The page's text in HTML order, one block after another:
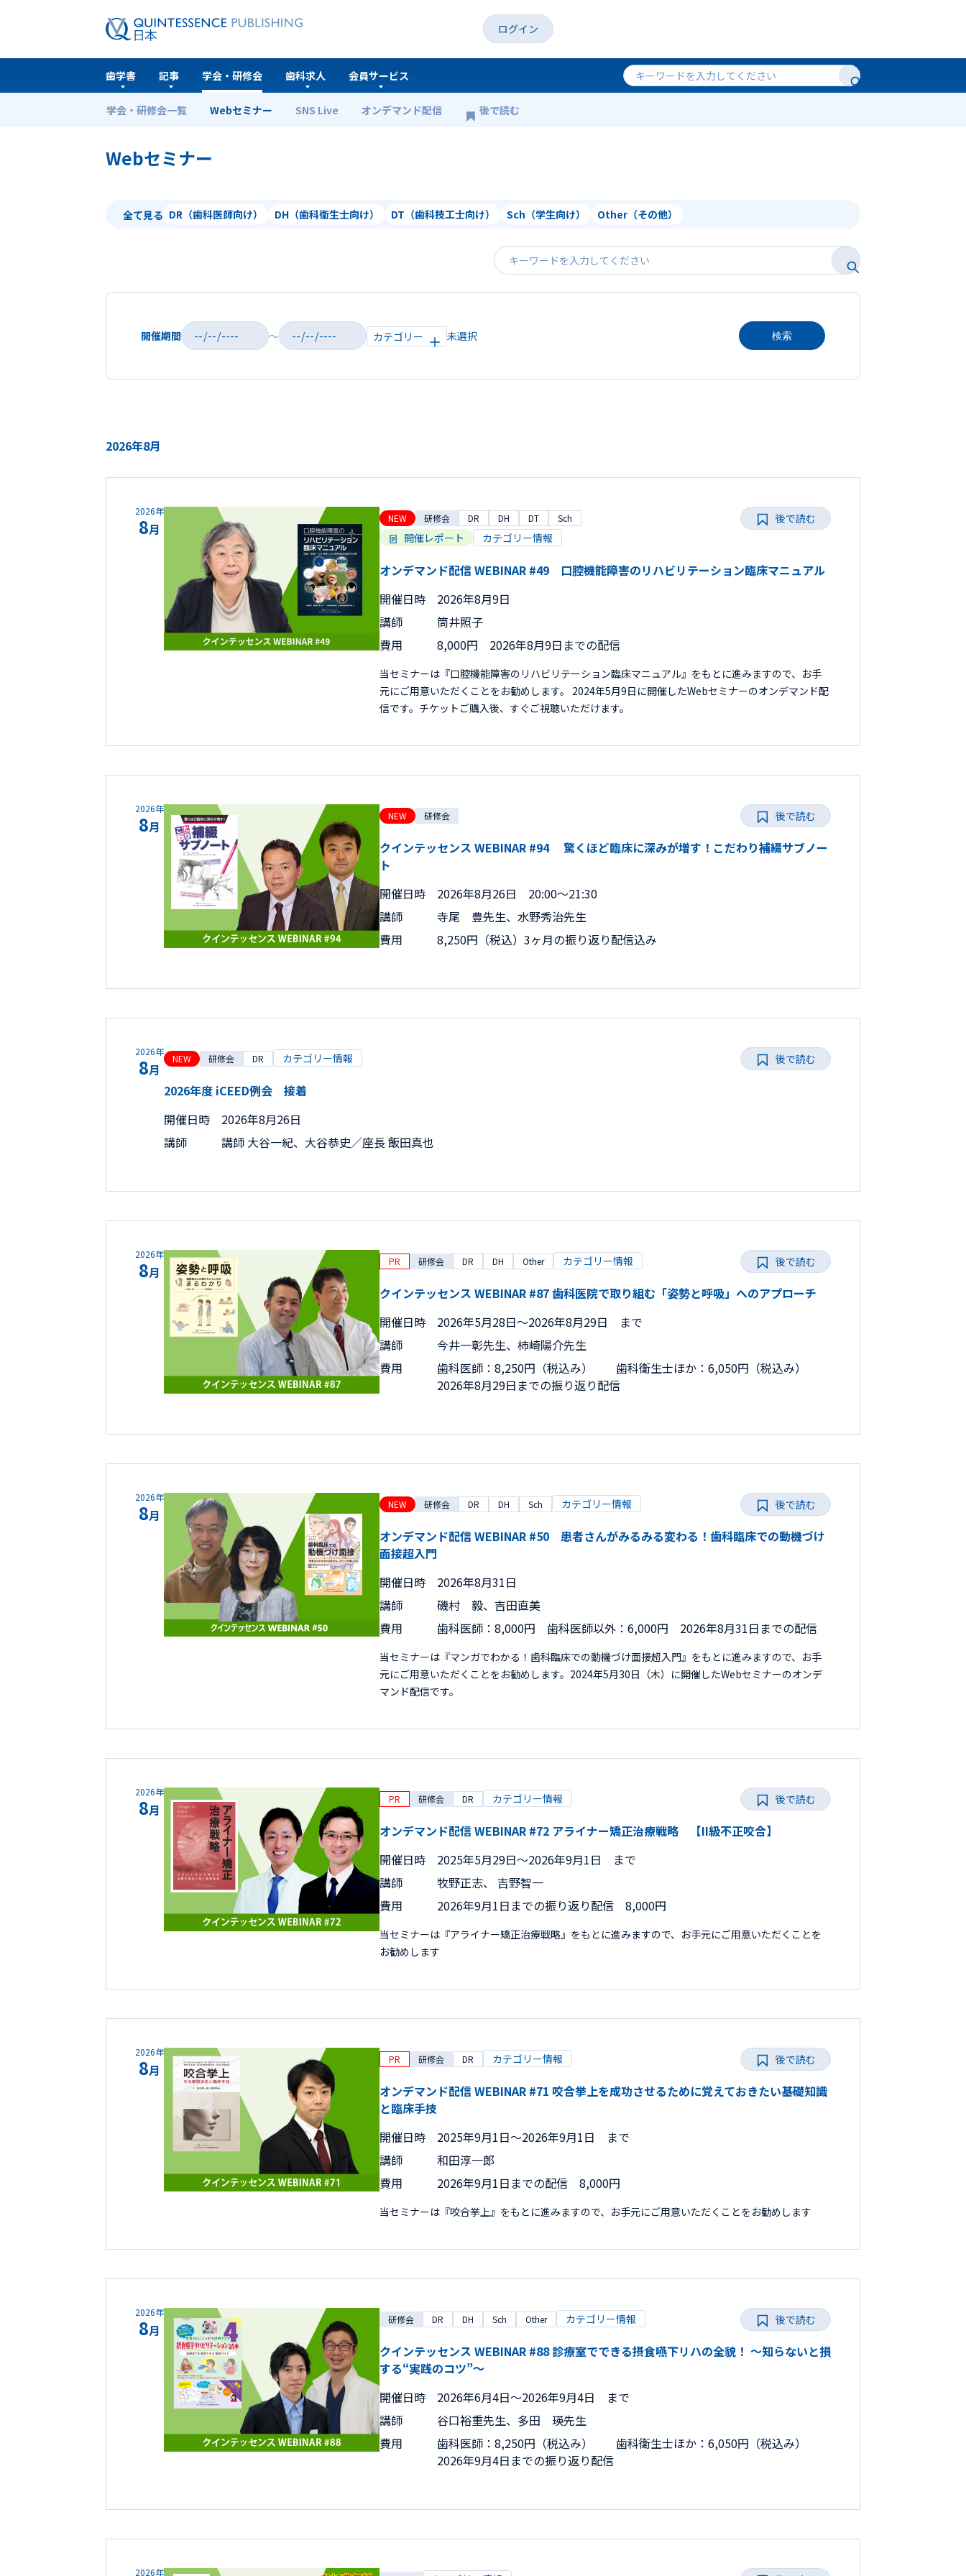
ログイン
歯学書 記事 学会・研修会
学会・研修会一覧 Webセミナー SNS Live オンデマンド配信 後で読む
歯科求人 会員サービス
ホーム Webセミナー
Webセミナー
全て見る DR（歯科医師向け） DH（歯科衛生士向け） DT（歯科技工士向け） Sch（学生向け） Other（その他）
開催期間 ～ カテゴリー 検索
2026年8月
2026年
8月
NEW 研修会 DR DH DT Sch
開催レポート カテゴリー情報
オンデマンド配信 WEBINAR #49 口腔機能障害のリハビリテーション臨床マニュアル
開催日時
2026年8月9日
講師
筒井照子
費用
8,000円 2026年8月9日までの配信
当セミナーは『口腔機能障害のリハビリテーション臨床マニュアル』をもとに進みますので、お手
元にご用意いただくことをお勧めします。 2024年5月9日に開催したWebセミナーのオンデマンド配
信です。チケットご購入後、すぐご視聴いただけます。
後で読む
2026年
8月
NEW 研修会
クインテッセンス WEBINAR #94 驚くほど臨床に深みが増す！こだわり補綴サブノー
ト
開催日時
2026年8月26日 20:00～21:30
講師
寺尾 豊先生、水野秀治先生
費用
8,250円（税込）3ヶ月の振り返り配信込み
後で読む
2026年
8月
NEW 研修会 DR カテゴリー情報
2026年度 iCEED例会 接着
開催日時
2026年8月26日
講師
講師 大谷一紀、大谷恭史／座長 飯田真也
後で読む
2026年
8月
PR 研修会 DR DH Other カテゴリー情報
クインテッセンス WEBINAR #87 歯科医院で取り組む「姿勢と呼吸」へのアプローチ
開催日時
2026年5月28日〜2026年8月29日 まで
講師
今井一彰先生、柿崎陽介先生
費用
歯科医師：8,250円（税込み） 歯科衛生士ほか：6,050円（税込み）
2026年8月29日までの振り返り配信
後で読む
2026年
8月
NEW 研修会 DR DH Sch カテゴリー情報
オンデマンド配信 WEBINAR #50 患者さんがみるみる変わる！歯科臨床での動機づけ
面接超入門
開催日時
2026年8月31日
講師
磯村 毅、吉田直美
費用
歯科医師：8,000円 歯科医師以外：6,000円 2026年8月31日までの配信
当セミナーは『マンガでわかる！歯科臨床での動機づけ面接超入門』をもとに進みますので、お手
元にご用意いただくことをお勧めします。2024年5月30日（木）に開催したWebセミナーのオンデ
マンド配信です。
後で読む
2026年
8月
PR 研修会 DR カテゴリー情報
オンデマンド配信 WEBINAR #72 アライナー矯正治療戦略 【II級不正咬合】
開催日時
2025年5月29日〜2026年9月1日 まで
講師
牧野正志、 吉野智一
費用
2026年9月1日までの振り返り配信 8,000円
当セミナーは『アライナー矯正治療戦略』をもとに進みますので、お手元にご用意いただくことを
お勧めします
後で読む
2026年
8月
PR 研修会 DR カテゴリー情報
オンデマンド配信 WEBINAR #71 咬合挙上を成功させるために覚えておきたい基礎知識
と臨床手技
開催日時
2025年9月1日〜2026年9月1日 まで
講師
和田淳一郎
費用
2026年9月1日までの配信 8,000円
当セミナーは『咬合挙上』をもとに進みますので、お手元にご用意いただくことをお勧めします
後で読む
2026年
8月
研修会 DR DH Sch Other カテゴリー情報
クインテッセンス WEBINAR #88 診療室でできる摂食嚥下リハの全貌！ ～知らないと損
する“実践のコツ”～
開催日時
2026年6月4日〜2026年9月4日 まで
講師
谷口裕重先生、多田 瑛先生
費用
歯科医師：8,250円（税込み） 歯科衛生士ほか：6,050円（税込み）
2026年9月4日までの振り返り配信
後で読む
2026年